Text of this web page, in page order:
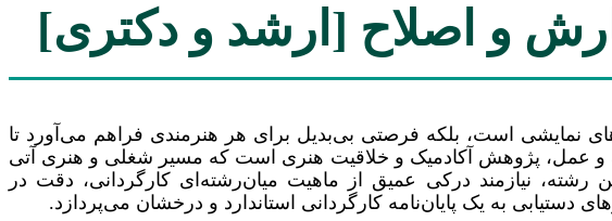
و اصلاح [ارشد و دکتری]
نمایشی است، بلکه فرصتی بی‌بدیل برای هر هنرمندی فراهم می‌آورد تا
و عمل، پژوهش آکادمیک و خلاقیت هنری است که مسیر شغلی و هنری آتی
نیازمند درکی عمیق از ماهیت میان‌رشته‌ای کارگردانی، دقت در
به یک پایان‌نامه کارگردانی استاندارد و درخشان می‌پردازد.